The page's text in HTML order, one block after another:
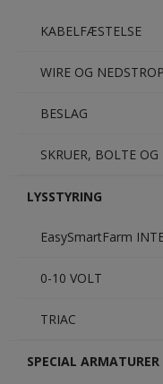
KABELFÆSTELSE
WIRE OG
BESLAG
SKRUER, BOLTE OG
LYSSTYRING
EasySmartFarm
0-10 VOLT
TRIAC
SPECIAL ARMATURER